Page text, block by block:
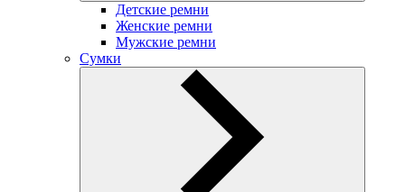
Детские ремни
Женские ремни
Мужские ремни
Сумки